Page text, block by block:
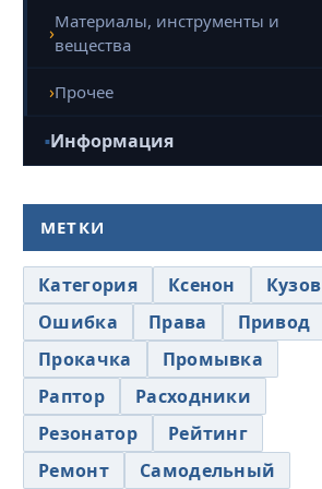
Материалы, инструменты и
вещества
Прочее
Информация
МЕТКИ
Категория Ксенон
Кузов
Ошибка
Права
Привод
Прокачка
Промывка
Раптор
Расходники
Резонатор
Рейтинг
Ремонт
Самодельный